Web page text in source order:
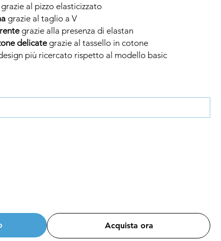
grazie al pizzo elasticizzato
grazie al taglio a V
grazie alla presenza di elastan
delicategrazie al tassello in cotone
più ricercato rispetto al modello basic
Acquista ora